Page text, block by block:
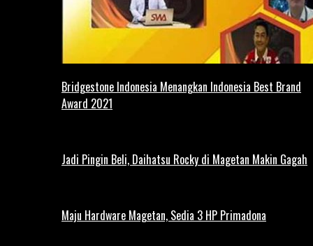
Bridgestone Indonesia Menangkan Indonesia Best Brand
Award 2021
Jadi Pingin Beli, Daihatsu Rocky di Magetan Makin Gagah
Maju Hardware Magetan, Sedia 3 HP Primadona